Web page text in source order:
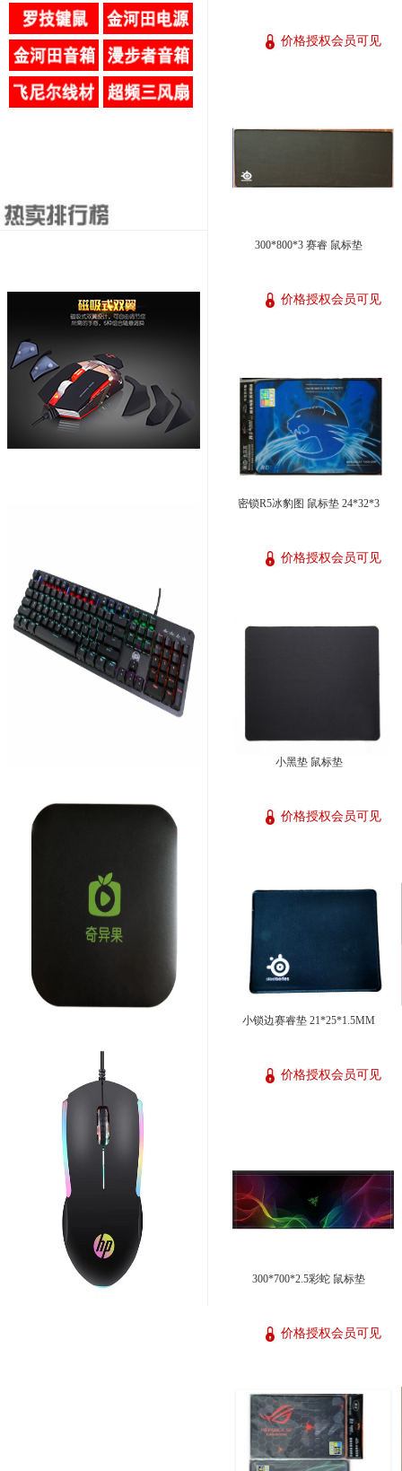
价格授权会员可见
300*800*3 赛睿 鼠标垫
价格授权会员可见
密锁R5冰豹图 鼠标垫 24*32*3
价格授权会员可见
小黑垫 鼠标垫
价格授权会员可见
小锁边赛睿垫 21*25*1.5MM
价格授权会员可见
300*700*2.5彩蛇 鼠标垫
价格授权会员可见